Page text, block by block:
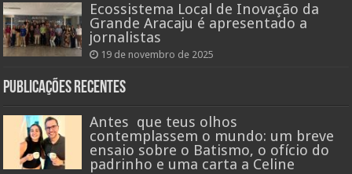
Ecossistema Local de Inovação da
Grande Aracaju é apresentado a
jornalistas
19 de novembro de 2025
Publicações recentes
Antes que teus olhos
contemplassem o mundo: um breve
ensaio sobre o Batismo, o ofício do
padrinho e uma carta a Celine